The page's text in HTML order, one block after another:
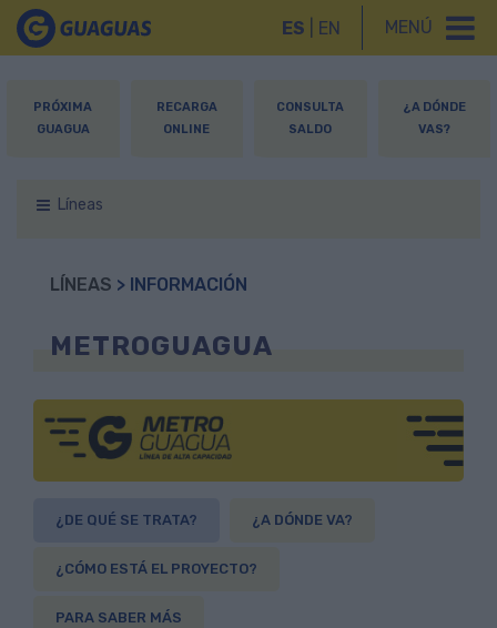
MENÚ
ES EN
PRÓXIMA
GUAGUA
RECARGA
ONLINE
CONSULTA
SALDO
¿A DÓNDE
VAS?
Líneas
LÍNEAS > INFORMACIÓN
METROGUAGUA
¿DE QUÉ SE TRATA? ¿A DÓNDE VA?
¿CÓMO ESTÁ EL PROYECTO?
PARA SABER MÁS